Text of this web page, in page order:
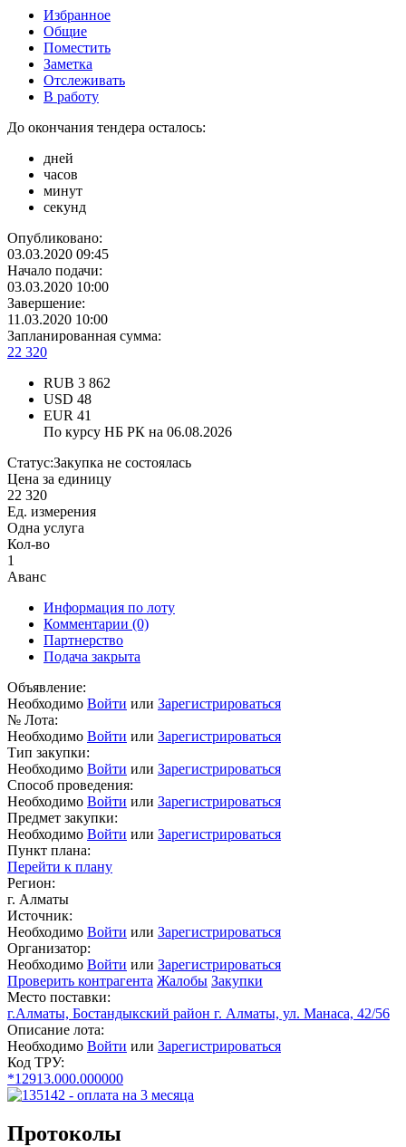
Избранное
Общие
Поместить
Заметка
Отслеживать
В работу
До окончания тендера осталось:
дней
часов
минут
секунд
Опубликовано:
03.03.2020 09:45
Начало подачи:
03.03.2020 10:00
Завершение:
11.03.2020 10:00
Запланированная сумма:
22 320
RUB 3 862
USD 48
EUR 41
По курсу НБ РК на 06.08.2026
Статус:Закупка не состоялась
Цена за единицу
22 320
Ед. измерения
Одна услуга
Кол-во
1
Аванс
Информация по лоту
Комментарии (0)
Партнерство
Подача закрыта
Объявление:
Необходимо Войти или Зарегистрироваться
№ Лота:
Необходимо Войти или Зарегистрироваться
Тип закупки:
Необходимо Войти или Зарегистрироваться
Способ проведения:
Необходимо Войти или Зарегистрироваться
Предмет закупки:
Необходимо Войти или Зарегистрироваться
Пункт плана:
Перейти к плану
Регион:
г. Алматы
Источник:
Необходимо Войти или Зарегистрироваться
Организатор:
Необходимо Войти или Зарегистрироваться
Проверить контрагента Жалобы Закупки
Место поставки:
г.Алматы, Бостандыкский район г. Алматы, ул. Манаса, 42/56
Описание лота:
Необходимо Войти или Зарегистрироваться
Код ТРУ:
*12913.000.000000
Протоколы